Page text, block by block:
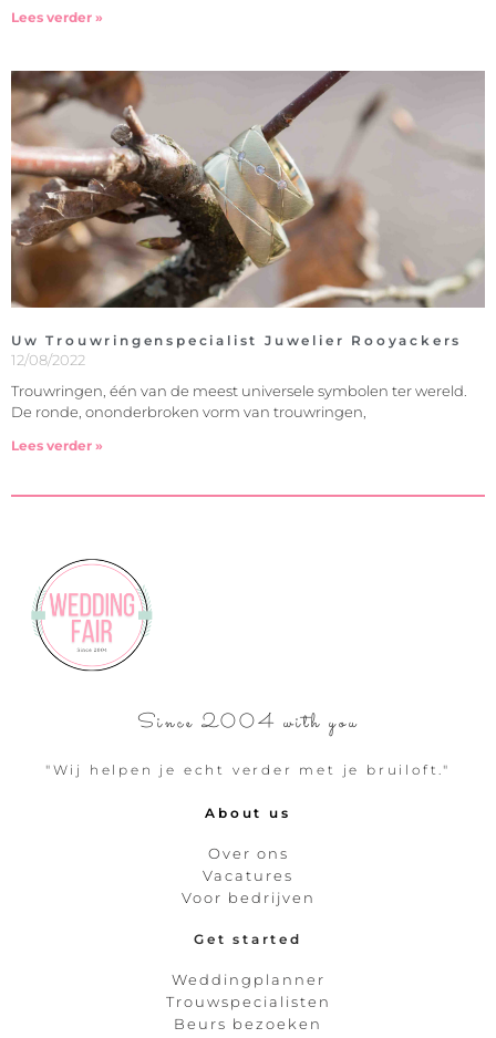
Lees verder »
Uw Trouwringenspecialist Juwelier Rooyackers
12/08/2022
Trouwringen, één van de meest universele symbolen ter wereld.
De ronde, ononderbroken vorm van trouwringen,
Lees verder »
Since 2004 with you
"Wij helpen je echt verder met je bruiloft."
About us
Over ons
Vacatures
Voor bedrijven
Get started
Weddingplanner
Trouwspecialisten
Beurs bezoeken